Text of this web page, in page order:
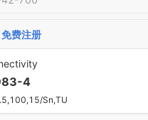
免费注册
4
Sn,TU